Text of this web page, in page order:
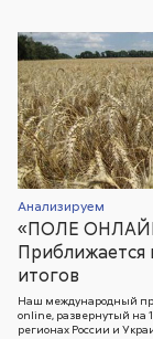
Анализируем
«ПОЛЕ
Приближается
итогов
Наш международный
online, развернутый на
регионах России и